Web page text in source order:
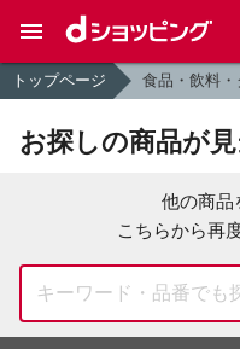
トップページ 食品・飲料・
お探しの商品が見
他の商品
こちらから再